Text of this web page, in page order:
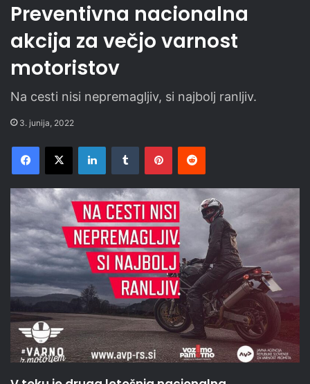
Preventivna nacionalna
akcija za večjo varnost
motoristov
Na cesti nisi nepremagljiv, si najbolj ranljiv.
3. junija, 2022
Facebook
X LinkedInTumblr PinterestReddit